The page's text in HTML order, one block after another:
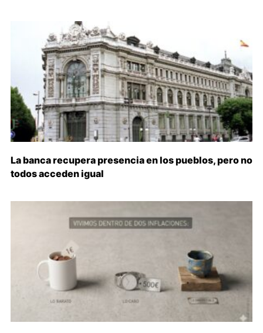
La banca recupera presencia en los pueblos, pero no
todos acceden igual